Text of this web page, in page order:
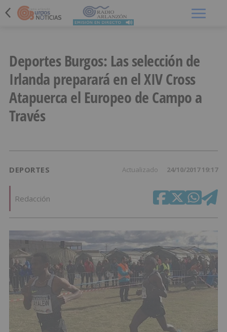
Deportes Burgos: Las selección de
Irlanda preparará en el XIV Cross
Atapuerca el Europeo de Campo a
Través
DEPORTES Actualizado 24/10/2017 19:17
Redacción